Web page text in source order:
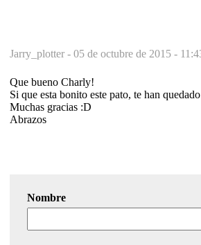
Jarry_plotter - 05 de octubre de 2015 -
Que bueno Charly!
Si que esta bonito este pato, te han
Muchas gracias :D
Abrazos
Nombre